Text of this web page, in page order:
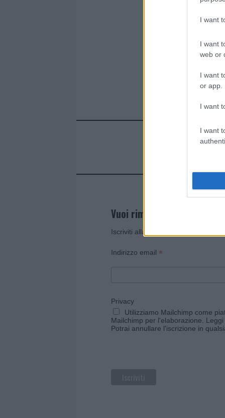
I want
I want
web or
I want
or app.
I want
I want
Vuoi rimanere sempre
Iscriviti alla newsletter di Gallura
Indirizzo email *
Privacy
Utilizziamo Mailchimp come
Mailchimp per l'elaborazione.
Potrai annullare l'iscrizione in